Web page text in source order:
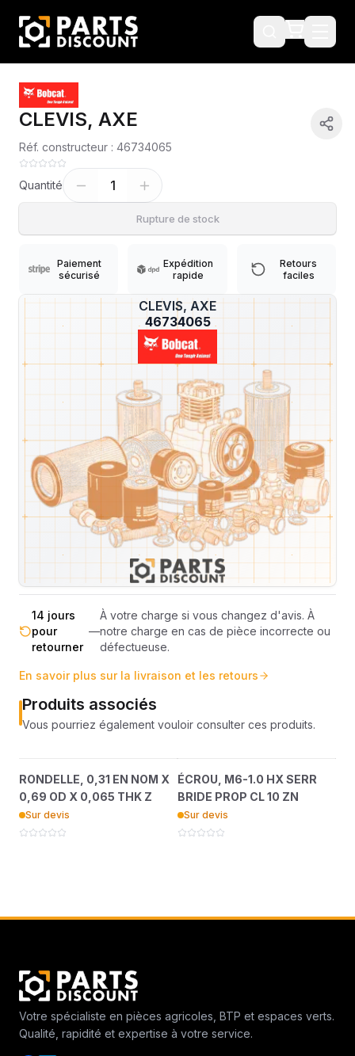
?
CLEVIS, AXE
46734065
CLEVIS, AXE
Réf. constructeur : 46734065
Quantité 1
Rupture de stock
Paiement
sécurisé
Expédition
rapide
Retours
faciles
Machines compatibles
Expédition et Retours
sous 48-
72h
—
Sous réserve de disponibilité des stocks.
Livraison estimée 24h/48h par les
transporteurs.
France
métropolitaine
Livraison exclusivement en France
métropolitaine (hors Corse et DOM-
TOM).
totale
Pas de surprise : le coût exact est
calculé selon le poids et le volume de
votre commande avant paiement.
14 jours
pour
retourner
—
À votre charge si vous changez d'avis. À
notre charge en cas de pièce incorrecte ou
défectueuse.
En savoir plus sur la livraison et les retours
Produits associés
Vous pourriez également vouloir consulter ces produits.
?
NOM X 0,69 OD X
0,065 THK Z
95934998
RONDELLE, 0,31 EN NOM X
0,69 OD X 0,065 THK Z
Sur devis
?
ÉCROU, M6-1.0 HX SERR
BRIDE PROP CL 10 ZN
36898104
ÉCROU, M6-1.0 HX SERR
BRIDE PROP CL 10 ZN
Sur devis
Votre spécialiste en pièces agricoles, BTP et espaces verts.
Qualité, rapidité et expertise à votre service.